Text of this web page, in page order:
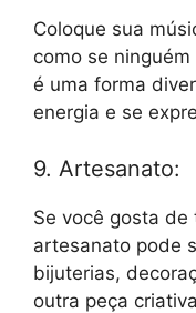
Coloque sua
como se
é uma forma
energia e se
9. Artesanato:
Se você gosta
artesanato pode
bijuterias,
outra peça